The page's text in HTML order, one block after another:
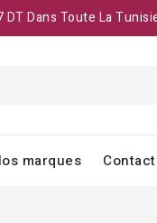
Dans Toute La
marques